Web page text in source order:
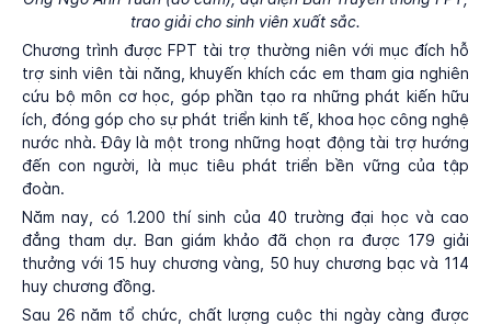
trao giải cho sinh viên xuất sắc.
Chương trình được FPT tài trợ thường niên với mục đích hỗ
trợ sinh viên tài năng, khuyến khích các em tham gia nghiên
cứu bộ môn cơ học, góp phần tạo ra những phát kiến hữu
ích, đóng góp cho sự phát triển kinh tế, khoa học công nghệ
nước nhà. Đây là một trong những hoạt động tài trợ hướng
đến con người, là mục tiêu phát triển bền vững của tập
đoàn.
Năm nay, có 1.200 thí sinh của 40 trường đại học và cao
đẳng tham dự. Ban giám khảo đã chọn ra được 179 giải
thưởng với 15 huy chương vàng, 50 huy chương bạc và 114
huy chương đồng.
Sau 26 năm tổ chức, chất lượng cuộc thi ngày càng được